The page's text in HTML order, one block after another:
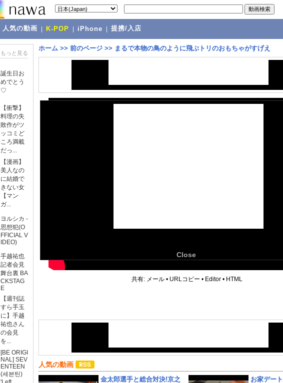
人気の動画 K-POP iPhone 提携/入店
もっと見る
誕生日お
めでとう
♡
【衝撃】
料理の失
敗作がツ
ッコミど
ころ満載
だっ...
【漫画】
美人なの
に結婚で
きない女
【マン
ガ...
ヨルシカ -
思想犯(O
FFICIAL V
IDEO)
手越祐也
記者会見
舞台裏 BA
CKSTAG
E
【週刊誌
すら手玉
に】手越
祐也さん
の会見
を...
[BE ORIGI
NAL] SEV
ENTEEN
(세븐틴)
ホーム >> 前のページ >> まるで本物の鳥のように飛ぶトリのおもちゃがすげえ
Close
共有: メール • URLコピー • Editor • HTML
人気の動画
金太郎選手と総合対決!京之
お家デー